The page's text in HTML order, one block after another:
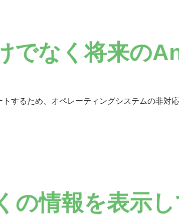
でなく将来の
するため、オペレーティングシステムの非対
の情報を表示